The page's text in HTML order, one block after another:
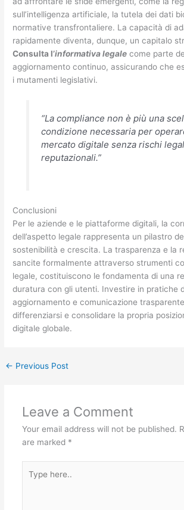
sull’intelligenza artificiale, la tutela dei dati
normative transfrontaliere. La capacità di
rapidamente diventa, dunque, un capitalo
Consulta l’informativa legale come parte
aggiornamento continuo, assicurando che
i mutamenti legislativi.
“La compliance non è più una
condizione necessaria per
mercato digitale senza rischi
reputazionali.”
Conclusioni
Per le aziende e le piattaforme digitali, la
dell’aspetto legale rappresenta un pilastro
sostenibilità e crescita. La trasparenza e la
sancite formalmente attraverso strumenti
legale, costituiscono le fondamenta di una
duratura con gli utenti. Investire in pratiche
aggiornamento e comunicazione
differenziarsi e consolidare la propria
digitale globale.
← Previous Post
Leave a Comment
Your email address will not be published.
are marked *
here..